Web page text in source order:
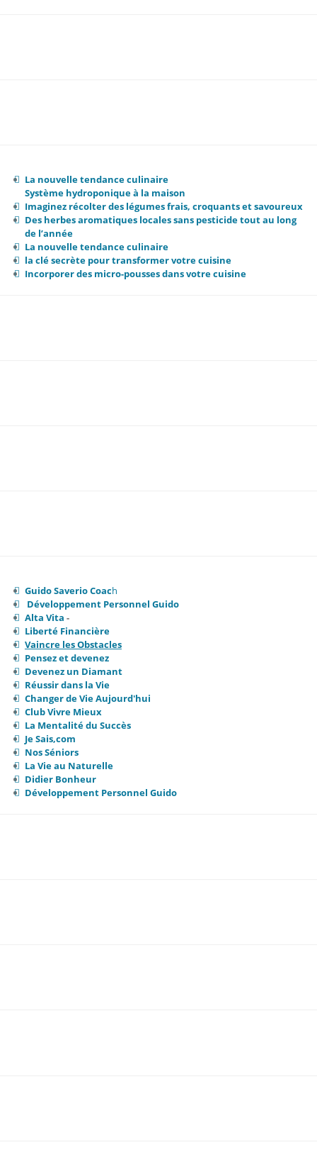
La nouvelle tendance culinaire
Système hydroponique à la maison
Imaginez récolter des légumes frais, croquants et savoureux
Des herbes aromatiques locales sans pesticide tout au long
de l’année
La nouvelle tendance culinaire
la clé secrète pour transformer votre cuisine
Incorporer des micro-pousses dans votre cuisine
Guido Saverio Coach
Développement Personnel Guido
Alta Vita -
Liberté Financière
Vaincre les Obstacles
Pensez et devenez
Devenez un Diamant
Réussir dans la Vie
Changer de Vie Aujourd'hui
Club Vivre Mieux
La Mentalité du Succès
Je Sais,com
Nos Séniors
La Vie au Naturelle
Didier Bonheur
Développement Personnel Guido